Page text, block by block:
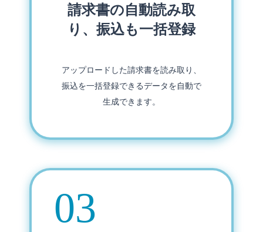
請求書の自動読み取
り、振込も一括登録
アップロードした請求書を読み取り、
振込を一括登録できるデータを自動で
生成できます。